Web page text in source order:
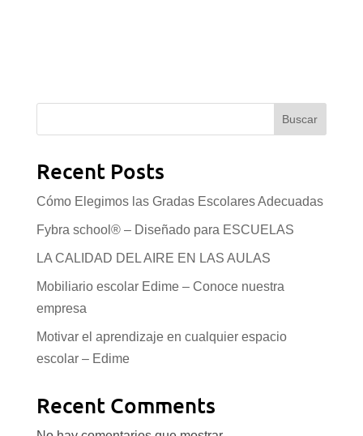
Buscar
Recent Posts
Cómo Elegimos las Gradas Escolares Adecuadas
Fybra school® – Diseñado para ESCUELAS
LA CALIDAD DEL AIRE EN LAS AULAS
Mobiliario escolar Edime – Conoce nuestra
empresa
Motivar el aprendizaje en cualquier espacio
escolar – Edime
Recent Comments